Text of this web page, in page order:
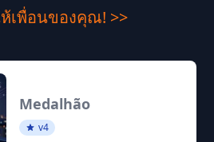
เพื่อนของคุณ! >>
Medalhão
v4